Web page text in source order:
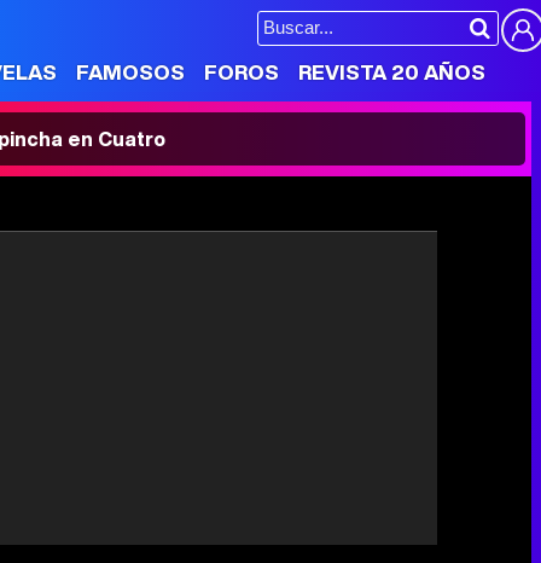
FAMOSOS FOROS REVISTA 20 AÑOS
en Cuatro